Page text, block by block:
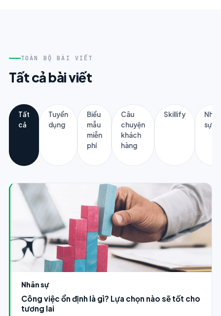
TOÀN BỘ BÀI VIẾT
Tất cả bài viết
Tất
cả
Tuyển
dụng
Biểu
mẫu
miễn
phí
Câu
chuyện
khách
hàng
Skillify
Nhân
sự
Nhân sự
Công việc ổn định là gì? Lựa chọn nào sẽ tốt cho
tương lai